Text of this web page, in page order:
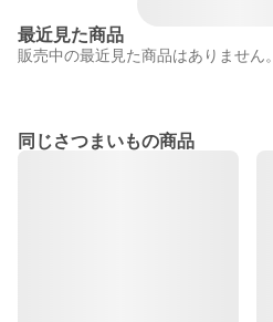
最近見た商品
販売中の最近見た商品はありません。
同じさつまいもの商品